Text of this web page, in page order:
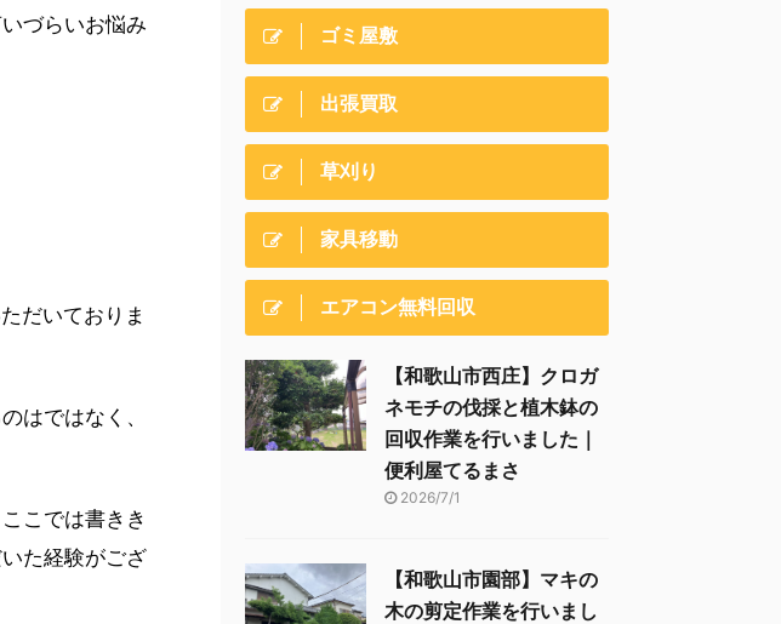
づらいお悩み
だいておりま
はではなく、
こでは書きき
た経験がござ
ゴミ屋敷
出張買取
草刈り
家具移動
エアコン無料回収
【和歌山市西庄】クロガ
ネモチの伐採と植木鉢の
回収作業を行いました｜
便利屋てるまさ
2026/7/1
【和歌山市園部】マキの
木の剪定作業を行いまし